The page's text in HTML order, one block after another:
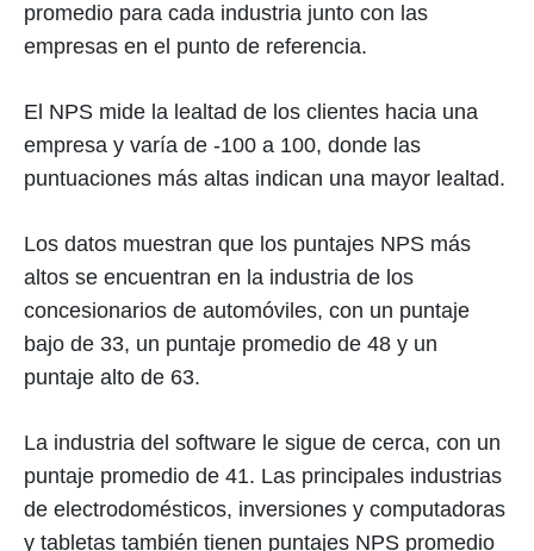
promedio para cada industria junto con las
empresas en el punto de referencia.
El NPS mide la lealtad de los clientes hacia una
empresa y varía de -100 a 100, donde las
puntuaciones más altas indican una mayor lealtad.
Los datos muestran que los puntajes NPS más
altos se encuentran en la industria de los
concesionarios de automóviles, con un puntaje
bajo de 33, un puntaje promedio de 48 y un
puntaje alto de 63.
La industria del software le sigue de cerca, con un
puntaje promedio de 41. Las principales industrias
de electrodomésticos, inversiones y computadoras
y tabletas también tienen puntajes NPS promedio